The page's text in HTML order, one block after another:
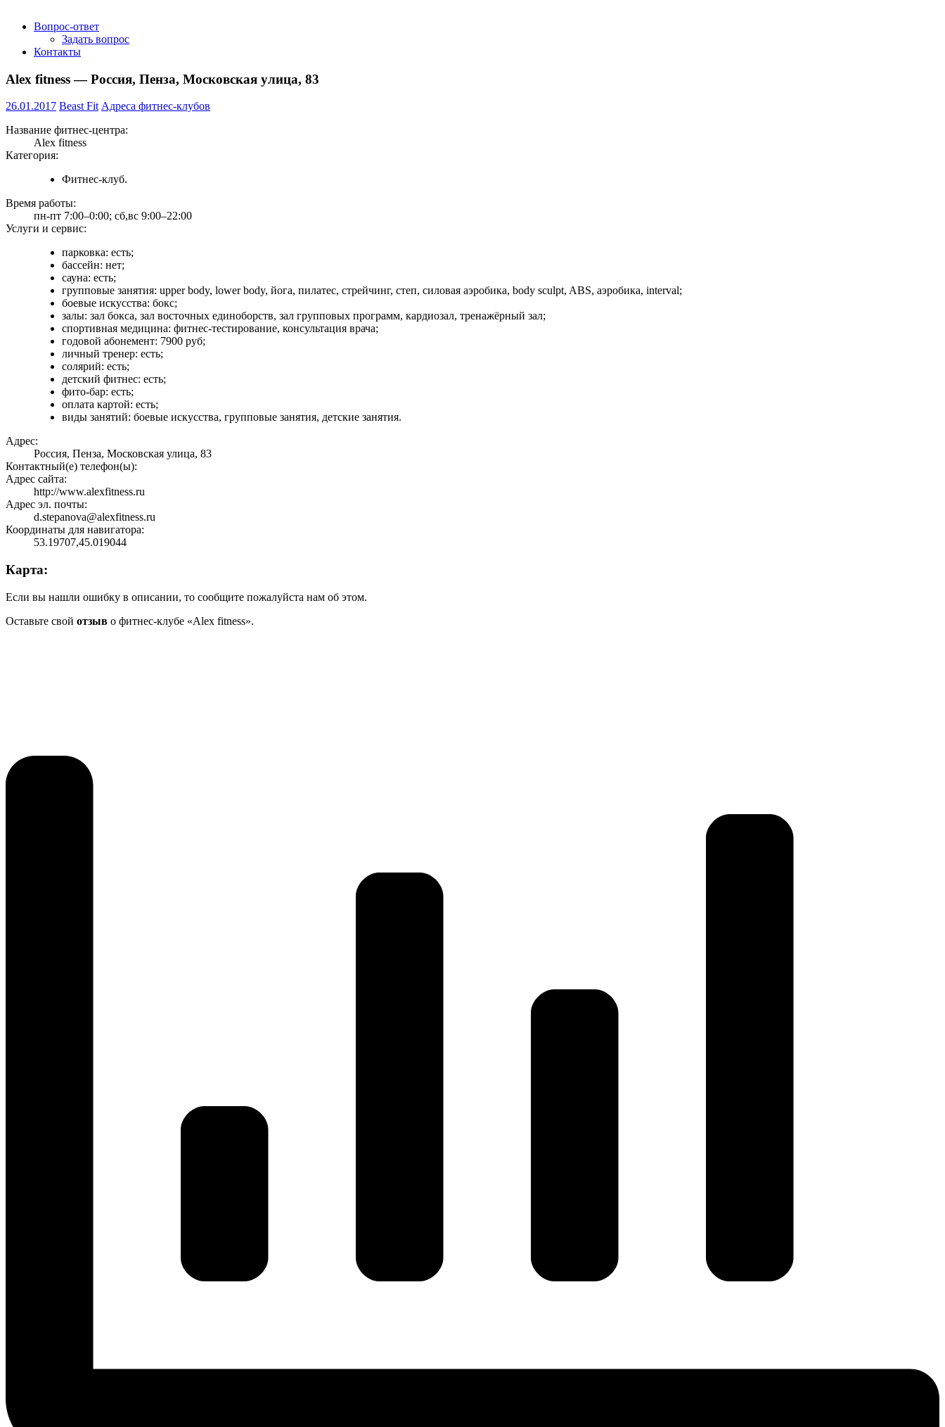
Вопрос-ответ
Задать вопрос
Контакты
Alex fitness — Россия, Пенза, Московская улица, 83
26.01.2017 Beast Fit Адреса фитнес-клубов
Название фитнес-центра:
Alex fitness
Категория:
Фитнес-клуб.
Время работы:
пн-пт 7:00–0:00; сб,вс 9:00–22:00
Услуги и сервис:
парковка: есть;
бассейн: нет;
сауна: есть;
групповые занятия: upper body, lower body, йога, пилатес, стрейчинг, степ, силовая аэробика, body sculpt, ABS, аэробика, interval;
боевые искусства: бокс;
залы: зал бокса, зал восточных единоборств, зал групповых программ, кардиозал, тренажёрный зал;
спортивная медицина: фитнес-тестирование, консультация врача;
годовой абонемент: 7900 руб;
личный тренер: есть;
солярий: есть;
детский фитнес: есть;
фито-бар: есть;
оплата картой: есть;
виды занятий: боевые искусства, групповые занятия, детские занятия.
Адрес:
Россия, Пенза, Московская улица, 83
Контактный(е) телефон(ы):
Адрес сайта:
http://www.alexfitness.ru
Адрес эл. почты:
d.stepanova@alexfitness.ru
Координаты для навигатора:
53.19707,45.019044
Карта:
Если вы нашли ошибку в описании, то сообщите пожалуйста нам об этом.
Оставьте свой отзыв о фитнес-клубе «Alex fitness».